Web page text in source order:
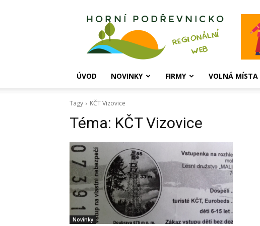
Horní
ÚVOD NOVINKY FIRMY VOLNÁ MÍSTA
Tagy KČT Vizovice
Téma: KČT Vizovice
Novinky